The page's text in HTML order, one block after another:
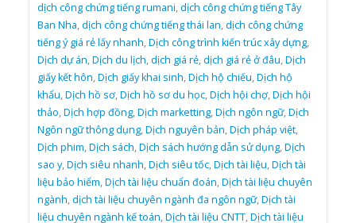
dịch công chứng tiếng rumani,dịch công chứng tiếng Tây
Ban Nha,dịch công chứng tiếng thái lan,dịch công chứng
tiếng ý giá rẻ lấy nhanh,Dịch công trình kiến trúc xây dựng,
Dịch dự án,Dịch du lịch,dịch giá rẻ,dịch giá rẻ ở đâu,Dịch
giấy kết hôn,Dịch giấy khai sinh,Dịch hộ chiếu,Dịch hộ
khẩu,Dịch hồ sơ,Dịch hồ sơ du học,Dịch hội chợ,Dịch hội
thảo,Dịch hợp đồng,Dịch marketting,Dịch ngôn ngữ,Dịch
Ngôn ngữ thông dụng,Dịch nguyên bản,Dịch pháp việt,
Dịch phim,Dịch sách,Dịch sách hướng dẫn sử dụng,Dịch
sao y,Dịch siêu nhanh,Dịch siêu tốc,Dịch tài liệu,Dịch tài
liệu bảo hiểm,Dịch tài liệu chuẩn đoán,Dịch tài liệu chuyên
ngành,dịch tài liệu chuyên ngành đa ngôn ngữ,Dịch tài
liệu chuyên ngành kế toán,Dịch tài liệu CNTT,Dịch tài liệu